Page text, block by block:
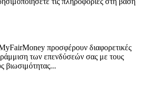
προσφέρουν διαφορετικές
των επενδύσεών σας με τους
βιωσιμότητας...